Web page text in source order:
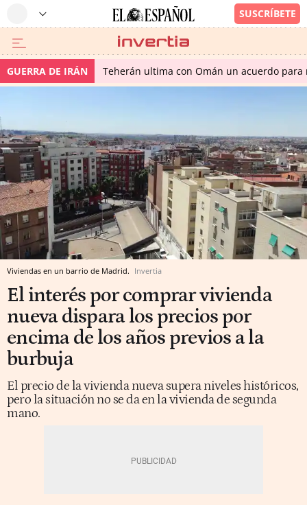
GUERRA DE IRÁN Teherán ultima con Omán un acuerdo
Viviendas en un barrio de Madrid. Invertia
El interés por comprar vivienda
nueva dispara los precios por
encima de los años previos a la
burbuja
El precio de la vivienda nueva supera niveles históricos,
pero la situación no se da en la vivienda de segunda
mano.